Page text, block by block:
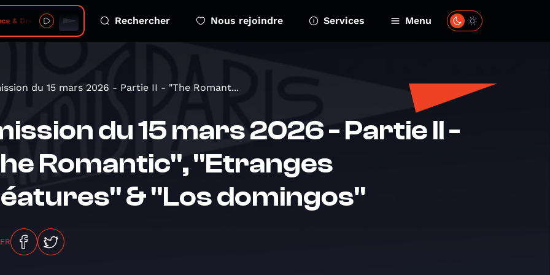
- 2026-08-06 - s05 e04 free greenland kalaallit nunaat
Rechercher Nous rejoindre Services Menu
du 15 mars 2026 - Partie II - "The Romant...
du 15 mars 2026 - Partie II -
Romantic", "Etranges
& "Los domingos"